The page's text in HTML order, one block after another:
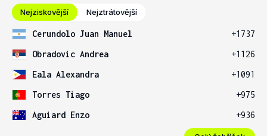
Nejziskovější Nejztrátovější
Cerundolo Juan Manuel
+1737
Obradovic Andrea
+1126
Eala Alexandra
+1091
Torres Tiago
+975
Aguiard Enzo
+936